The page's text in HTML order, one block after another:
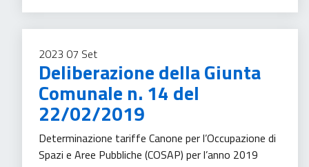
2023 07 Set
Deliberazione della Giunta
Comunale n. 14 del
22/02/2019
Determinazione tariffe Canone per l’Occupazione di
Spazi e Aree Pubbliche (COSAP) per l’anno 2019